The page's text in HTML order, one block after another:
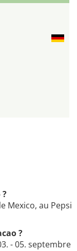
Mexico, au Pepsi
?
- 05. septembre